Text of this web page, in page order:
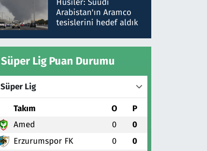
gönderdim
Husiler: Suudi
Arabistan'ın Aramco
tesislerini hedef aldık
Süper Lig Puan Durumu
Süper Lig
Takım O P
Amed 0 0
Erzurumspor FK 0 0